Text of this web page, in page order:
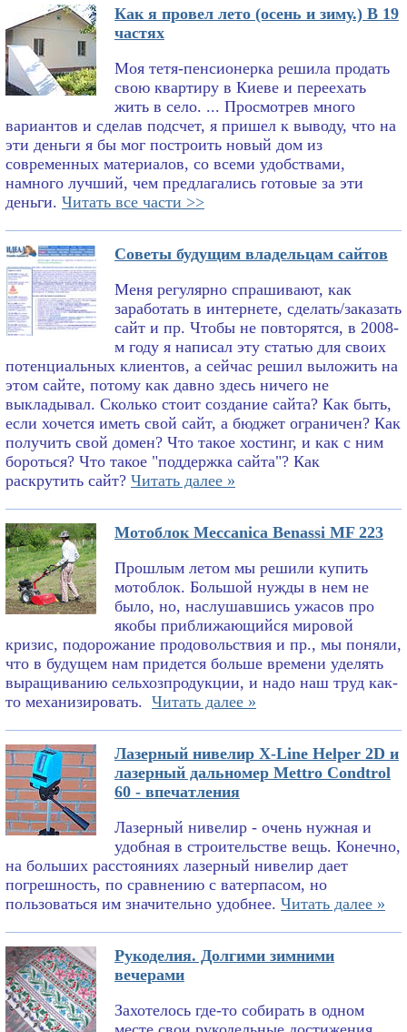
Как я провел лето (осень и зиму.) В 19
частях
Моя тетя-пенсионерка решила продать
свою квартиру в Киеве и переехать
жить в село. ... Просмотрев много
вариантов и сделав подсчет, я пришел к выводу, что на
эти деньги я бы мог построить новый дом из
современных материалов, со всеми удобствами,
намного лучший, чем предлагались готовые за эти
деньги. Читать все части >>
Советы будущим владельцам сайтов
Меня регулярно спрашивают, как
заработать в интернете, сделать/заказать
сайт и пр. Чтобы не повторятся, в 2008-
м году я написал эту статью для своих
потенциальных клиентов, а сейчас решил выложить на
этом сайте, потому как давно здесь ничего не
выкладывал. Сколько стоит создание сайта? Как быть,
если хочется иметь свой сайт, а бюджет ограничен? Как
получить свой домен? Что такое хостинг, и как с ним
бороться? Что такое "поддержка сайта"? Как
раскрутить сайт? Читать далее »
Мотоблок Meccanica Benassi MF 223
Прошлым летом мы решили купить
мотоблок. Большой нужды в нем не
было, но, наслушавшись ужасов про
якобы приближающийся мировой
кризис, подорожание продовольствия и пр., мы поняли,
что в будущем нам придется больше времени уделять
выращиванию сельхозпродукции, и надо наш труд как-
то механизировать. Читать далее »
Лазерный нивелир X-Line Helper 2D и
лазерный дальномер Mettro Condtrol
60 - впечатления
Лазерный нивелир - очень нужная и
удобная в строительстве вещь. Конечно,
на больших расстояниях лазерный нивелир дает
погрешность, по сравнению с ватерпасом, но
пользоваться им значительно удобнее. Читать далее »
Рукоделия. Долгими зимними
вечерами
Захотелось где-то собирать в одном